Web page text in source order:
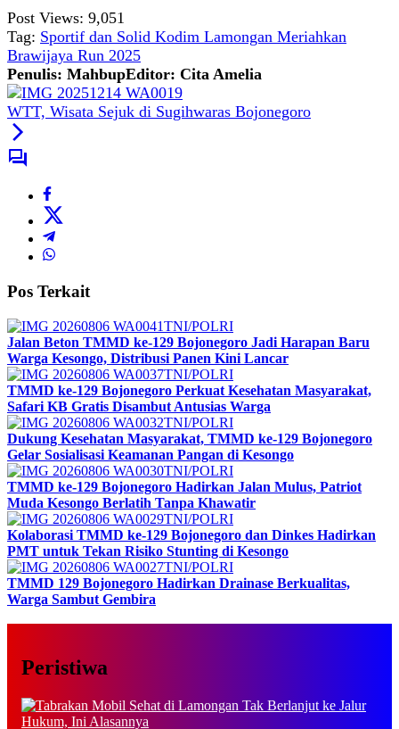
Post Views: 9,051
Tag: Sportif dan Solid Kodim Lamongan Meriahkan
Brawijaya Run 2025
Penulis: MahbupEditor: Cita Amelia
WTT, Wisata Sejuk di Sugihwaras Bojonegoro
Pos Terkait
TNI/POLRI
Jalan Beton TMMD ke-129 Bojonegoro Jadi Harapan Baru
Warga Kesongo, Distribusi Panen Kini Lancar
TNI/POLRI
TMMD ke-129 Bojonegoro Perkuat Kesehatan Masyarakat,
Safari KB Gratis Disambut Antusias Warga
TNI/POLRI
Dukung Kesehatan Masyarakat, TMMD ke-129 Bojonegoro
Gelar Sosialisasi Keamanan Pangan di Kesongo
TNI/POLRI
TMMD ke-129 Bojonegoro Hadirkan Jalan Mulus, Patriot
Muda Kesongo Berlatih Tanpa Khawatir
TNI/POLRI
Kolaborasi TMMD ke-129 Bojonegoro dan Dinkes Hadirkan
PMT untuk Tekan Risiko Stunting di Kesongo
TNI/POLRI
TMMD 129 Bojonegoro Hadirkan Drainase Berkualitas,
Warga Sambut Gembira
Peristiwa